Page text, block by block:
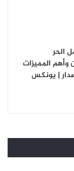
الحر
وأهم المميزات
| يونكس